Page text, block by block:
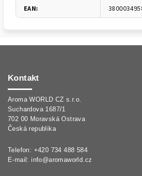
EAN:
Kontakt
Aroma WORLD CZ s.r.o.
Suchardova 1687/1
702 00 Moravská Ostrava
Česká republika
Telefon: +420 734 488 584
E-mail: info@aromaworld.cz